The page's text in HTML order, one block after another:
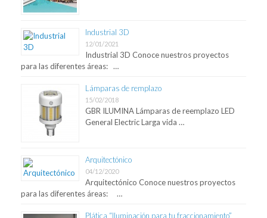
Industrial 3D
12/01/2021
Industrial 3D Conoce nuestros proyectos
para las diferentes áreas: …
Lámparas de remplazo
15/02/2018
GBR ILUMINA Lámparas de reemplazo LED
General Electric Larga vida …
Arquitectónico
04/12/2020
Arquitectónico Conoce nuestros proyectos
para las diferentes áreas: …
Plática “Iluminación para tu fraccionamiento”